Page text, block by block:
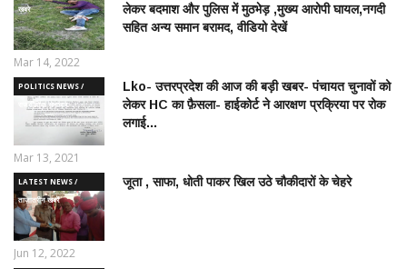
ख़बरे
लेकर बदमाश और पुलिस में मुठभेड़ ,मुख्य आरोपी घायल,नगदी
सहित अन्य समान बरामद, वीडियो देखें
Mar 14, 2022
POLITICS NEWS /
राजनीतिक समाचार
Lko- उत्तरप्रदेश की आज की बड़ी खबर- पंचायत चुनावों को
लेकर HC का फ़ैसला- हाईकोर्ट ने आरक्षण प्रक्रिया पर रोक
लगाई...
Mar 13, 2021
LATEST NEWS /
ताज़ातरीन खबरें
जूता , साफा, धोती पाकर खिल उठे चौकीदारों के चेहरे
Jun 12, 2022